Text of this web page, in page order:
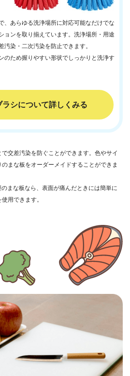
、あらゆる洗浄場所に対応可能なだけでな
ョンを取り揃えています。洗浄場所・用途
汚染・二次汚染を防止できます。
のため握りやすい形状でしっかりと洗浄す
ラシについて詳しくみる
交差汚染を防ぐことができます。色やサイ
まな板をオーダーメイドすることができま
まな板なら、表面が痛んだときには簡単に
用できます。